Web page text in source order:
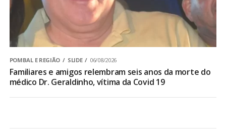
POMBAL E REGIÃO SLIDE 06/08/2026
Familiares e amigos relembram seis anos da morte do
médico Dr. Geraldinho, vítima da Covid 19